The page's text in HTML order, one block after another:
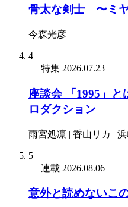
骨太な剣士 〜ミ
今森光彦
4
特集 2026.07.23
座談会 「1995」
ロダクション
雨宮処凛 | 香山リカ |
5
連載 2026.08.06
意外と読めないこ